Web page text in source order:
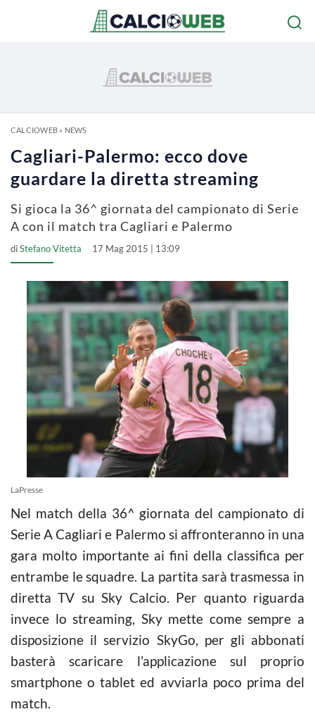
CALCIOWEB» NEWS
Cagliari-Palermo: ecco dove
guardare la diretta streaming
Si gioca la 36^ giornata del campionato di Serie
A con il match tra Cagliari e Palermo
diStefano Vitetta 17 Mag 2015 | 13:09
LaPresse
Nel match della 36^ giornata del campionato di
Serie A Cagliari e Palermo si affronteranno in una
gara molto importante ai fini della classifica per
entrambe le squadre. La partita sarà trasmessa in
diretta TV su Sky Calcio. Per quanto riguarda
invece lo streaming, Sky mette come sempre a
disposizione il servizio SkyGo, per gli abbonati
basterà scaricare l’applicazione sul proprio
smartphone o tablet ed avviarla poco prima del
match.